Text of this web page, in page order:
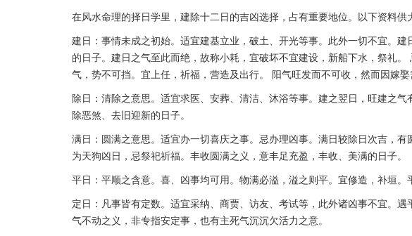
在风水命理的择日学里，建除十二日的吉凶选择，占有重要地位。以下资料供
建日：事情未成之初始。适宜建基立业，破土、开光等事。此外一切不宜。
的日子。建日之气至此而绝，故称小耗，宜破坏不宜建设，新船下水，祭礼
气，势不可挡。宜上任，祈福，营造及出行。 阳气旺发而不可收，然而因嫁娶
除日：清除之意思。适宜求医、安葬、清洁、沐浴等事。建之翌日，旺建之
除恶煞、去旧迎新的日子。
满日：圆满之意思。适宜办一切喜庆之事。忌办理凶事。满日较除日次吉，
为天狗凶日，忌祭祀祈福。丰收圆满之义，意丰足充盈，丰收、美满的日子。
平日：平顺之含意。喜、凶事均可用。物满必溢，溢之则平。宜修造，补垣。
定日：凡事皆有定数。适宜采纳、商贾、访友、考试等，此外诸凶事不宜。
气不动之义，非专指安定事，也有主死气沉沉欠活力之意。